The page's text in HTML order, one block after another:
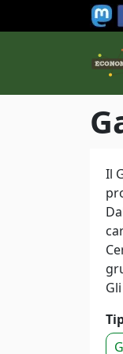
Salta al contenuto
Il